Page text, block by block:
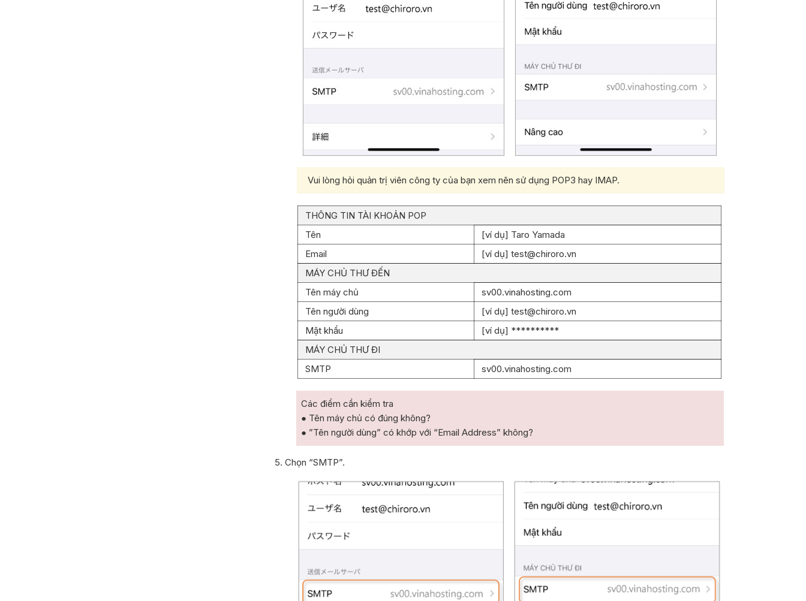
Vui lòng hỏi quản trị viên công ty của bạn xem nên sử dụng POP3 hay IMAP.
THÔNG TIN TÀI KHOẢN POP
Tên
[ví dụ] Taro Yamada
Email
[ví dụ] test@chiroro.vn
MÁY CHỦ THƯ ĐẾN
Tên máy chủ
sv00.vinahosting.com
Tên người dùng
[ví dụ] test@chiroro.vn
Mật khẩu
[ví dụ] **********
MÁY CHỦ THƯ ĐI
SMTP
sv00.vinahosting.com
Các điểm cần kiểm tra
● Tên máy chủ có đúng không?
● ”Tên người dùng” có khớp với “Email Address” không?
5. Chọn “SMTP”.